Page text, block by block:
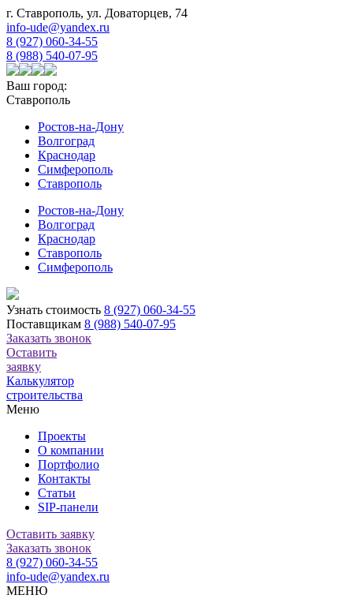
г. Ставрополь, ул. Доваторцев, 74
info-ude@yandex.ru
8 (927) 060-34-55
8 (988) 540-07-95
Ваш город:
Ставрополь
Ростов-на-Дону
Волгоград
Краснодар
Симферополь
Ставрополь
Ростов-на-Дону
Волгоград
Краснодар
Ставрополь
Симферополь
Узнать стоимость 8 (927) 060-34-55
Поставщикам 8 (988) 540-07-95
Заказать звонок
Оставить
заявку
Калькулятор
строительства
Меню
Проекты
О компании
Портфолио
Контакты
Статьи
SIP-панели
Оставить заявку
Заказать звонок
8 (927) 060-34-55
info-ude@yandex.ru
МЕНЮ